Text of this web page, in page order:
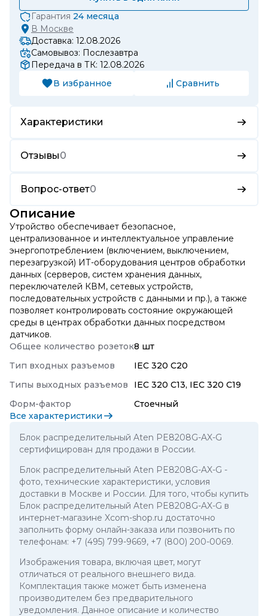
Гарантия 24 месяца
В Москве
Доставка: 12.08.2026
Самовывоз: Послезавтра
Передача в ТК: 12.08.2026
В избранное
Сравнить
Характеристики
Отзывы0
Вопрос-ответ0
Описание
Утройство обеспечивает безопасное,
централизованное и интеллектуальное управление
энергопотреблением (включением, выключением,
перезагрузкой) ИТ-оборудования центров обработки
данных (серверов, систем хранения данных,
переключателей КВМ, сетевых устройств,
последовательных устройств с данными и пр.), а также
позволяет контролировать состояние окружающей
среды в центрах обработки данных посредством
датчиков.
Общее количество розеток8 шт
Тип входных разъемов
IEC 320 C20
Типы выходных разъемов
IEC 320 C13, IEC 320 C19
Форм-фактор
Стоечный
Все характеристики
Блок распределительный Aten PE8208G-AX-G
сертифицирован для продажи в России.
Блок распределительный Aten PE8208G-AX-G -
фото, технические характеристики, условия
доставки в Москве и России. Для того, чтобы купить
Блок распределительный Aten PE8208G-AX-G в
интернет-магазине Xcom-shop.ru достаточно
заполнить форму онлайн-заказа или позвонить по
телефонам: +7 (495) 799-9669, +7 (800) 200-0069.
Изображения товара, включая цвет, могут
отличаться от реального внешнего вида.
Комплектация также может быть изменена
производителем без предварительного
уведомления. Данное описание и количество